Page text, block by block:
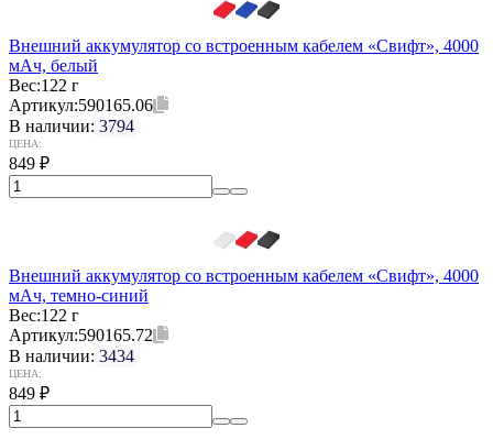
Внешний аккумулятор со встроенным кабелем «Свифт», 4000
мАч, белый
Вес:122 г
Артикул:590165.06
В наличии: 3794
ЦЕНА:
849 ₽
Внешний аккумулятор со встроенным кабелем «Свифт», 4000
мАч, темно-синий
Вес:122 г
Артикул:590165.72
В наличии: 3434
ЦЕНА:
849 ₽